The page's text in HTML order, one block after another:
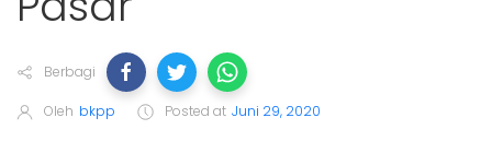
Berbagi
Oleh bkpp Posted at Juni 29, 2020